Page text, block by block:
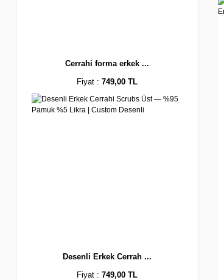
Cerrahi forma erkek ...
Fiyat :749,00 TL
Desenli Erkek Cerrah ...
Fiyat :749,00 TL